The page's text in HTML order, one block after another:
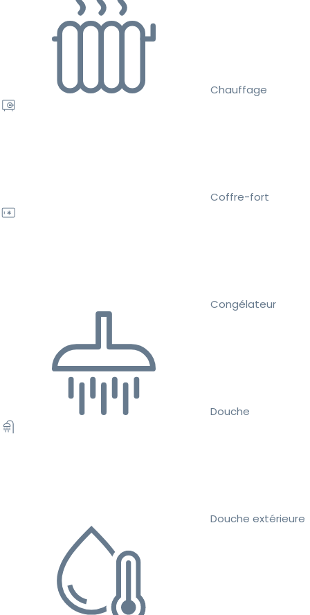
Chauffage
Coffre-fort
Congélateur
Douche
Douche extérieure